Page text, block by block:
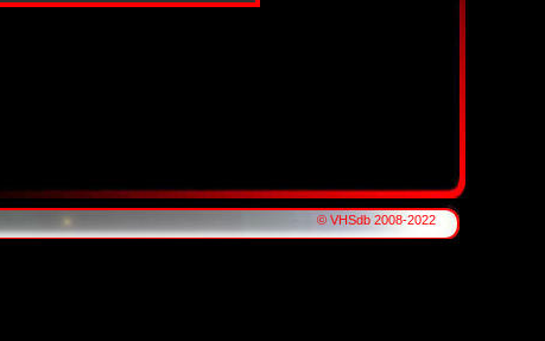
© VHSdb 2008-2022